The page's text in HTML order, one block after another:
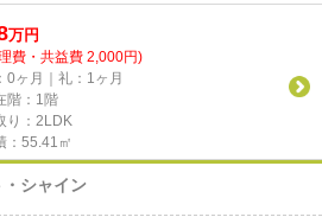
万円
費・共益費 2,000円)
0ヶ月｜礼：1ヶ月
階：1階
り：2LDK
：55.41㎡
シャイン